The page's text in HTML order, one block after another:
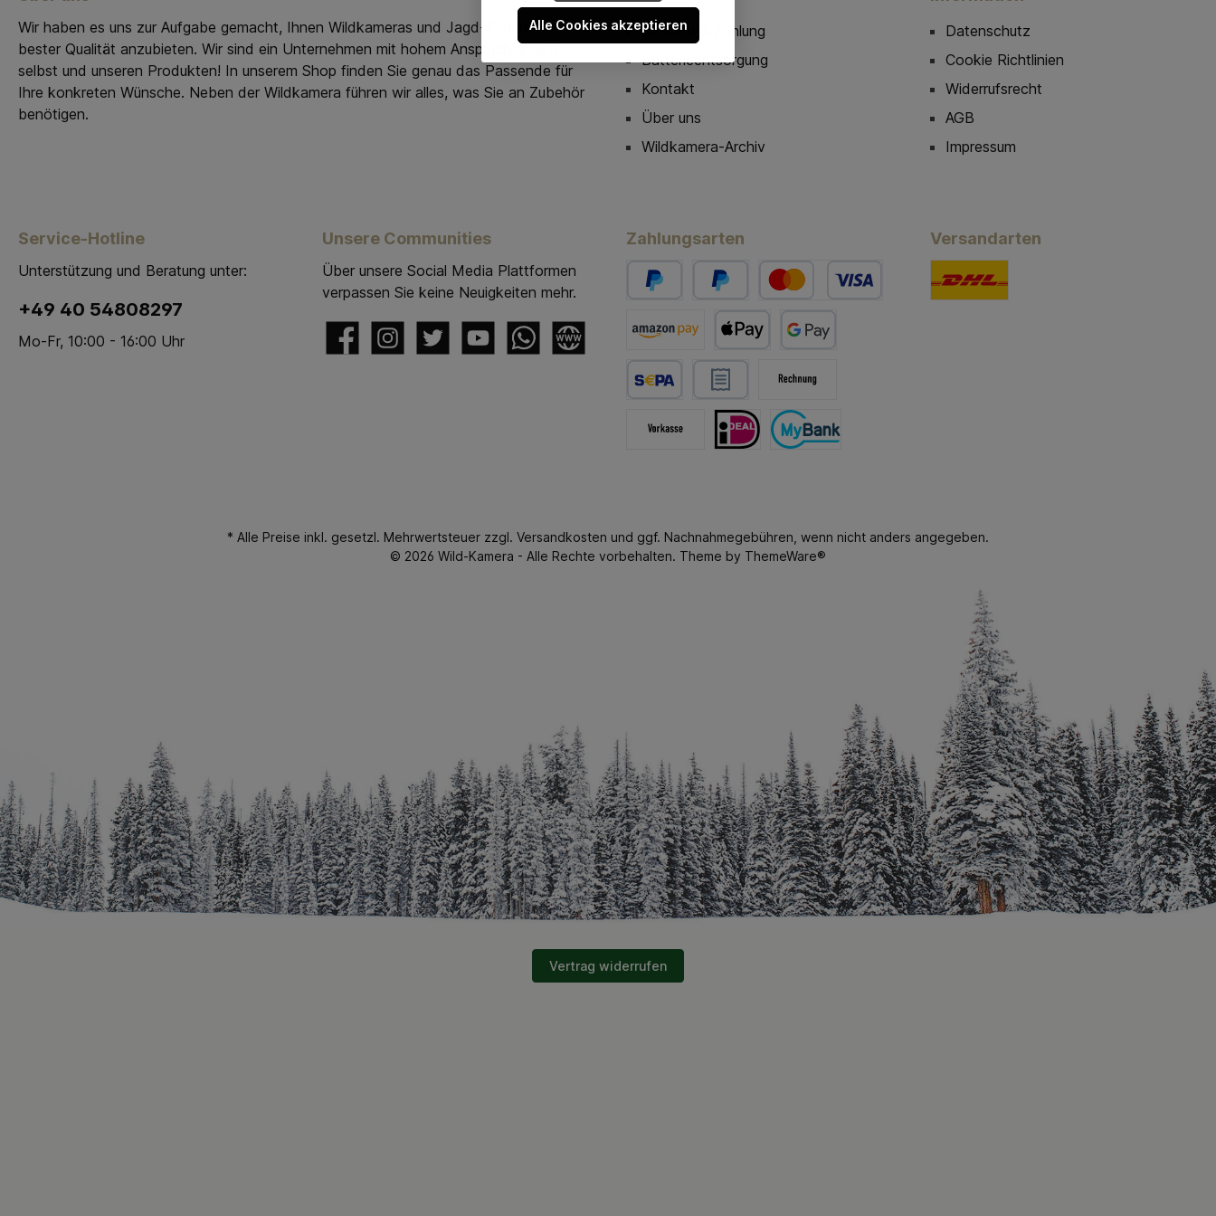
Wir haben es uns zur Aufgabe gemacht, Ihnen Wildkameras und Jagd-Zubehör in
bester Qualität anzubieten. Wir sind ein Unternehmen mit hohem Anspruch an uns
selbst und unseren Produkten! In unserem Shop finden Sie genau das Passende für
Ihre konkreten Wünsche. Neben der Wildkamera führen wir alles, was Sie an Zubehör
benötigen.
Versand & Zahlung
Batterieentsorgung
Kontakt
Über uns
Wildkamera-Archiv
Datenschutz
Cookie Richtlinien
Widerrufsrecht
AGB
Impressum
Service-Hotline
Unterstützung und Beratung unter:
+49 40 54808297
Mo-Fr, 10:00 - 16:00 Uhr
Unsere Communities
Über unsere Social Media Plattformen
verpassen Sie keine Neuigkeiten mehr.
Zahlungsarten Versandarten
* Alle Preise inkl. gesetzl. Mehrwertsteuer zzgl. Versandkosten und ggf. Nachnahmegebühren, wenn nicht anders angegeben.
© 2026 Wild-Kamera - Alle Rechte vorbehalten. Theme by ThemeWare®
Vertrag widerrufen
Alle Cookies akzeptieren